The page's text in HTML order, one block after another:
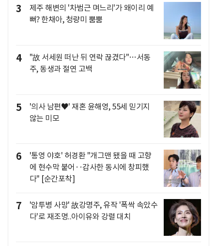
3
제주 해변의 '차범근 며느리'가 왜이리 예
뻐? 한채아, 청량미 뿜뿜
4
"故 서세원 떠난 뒤 연락 끊겼다"…서동
주, 동생과 절연 고백
5
'의사 남편♥' 재혼 윤해영, 55세 믿기지
않는 미모
6
'통영 야호' 허경환 "개그맨 됐을 때 고향
에 현수막 붙어‥감사한 동시에 창피했
다" [순간포착]
7
'암투병 사망' 故강명주, 유작 '폭싹 속았수
다'로 재조명..아이유와 강렬 대치